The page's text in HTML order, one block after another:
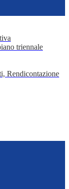
triennale
Rendicontazione